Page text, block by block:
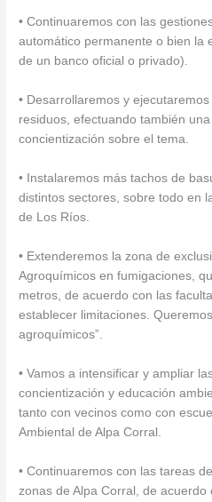
• Continuaremos con las
automático permanente o bien la
de un banco oficial o privado).
• Desarrollaremos y
residuos, efectuando también
concientización sobre el tema.
• Instalaremos más tachos de
distintos sectores, sobre todo en
de Los Ríos.
• Extenderemos la zona de
Agroquímicos en fumigaciones,
metros, de acuerdo con las
establecer limitaciones.
agroquímicos”.
• Vamos a intensificar y ampliar
concientización y educación
tanto con vecinos como con
Ambiental de Alpa Corral.
• Continuaremos con las tareas
zonas de Alpa Corral, de acuerdo